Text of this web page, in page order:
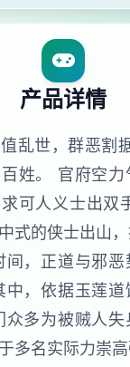
产品详情
乱世，群恶割
姓。 官府空
可人义士出双
式的侠士出山
，正道与邪恶
中，依据玉莲道
众多为被贼人
多名实际力崇